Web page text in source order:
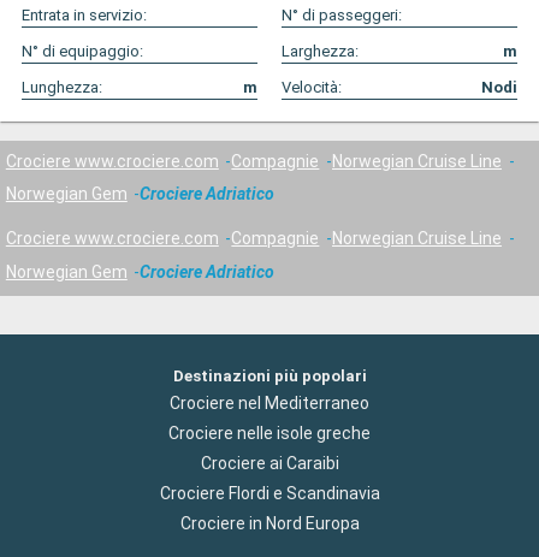
Entrata in servizio:
N° di passeggeri:
N° di equipaggio:
Larghezza:
m
Lunghezza:
m Velocità: Nodi
Crociere www.crociere.com Compagnie
Norwegian Cruise Line
Norwegian Gem
Crociere Adriatico
Crociere www.crociere.com Compagnie
Norwegian Cruise Line
Norwegian Gem
Crociere Adriatico
Destinazioni più popolari
Crociere nel Mediterraneo
Crociere nelle isole greche
Crociere ai Caraibi
Crociere Flordi e Scandinavia
Crociere in Nord Europa